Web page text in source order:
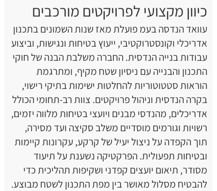
כיוון מקצועי לפרויקטים מורכבים
עוואד הנדסה בעמ פועלת מאז שנות השמונים בתכנון
אדריכלי וקונסטרוקטיבי, ייעוץ בטיחות ונגישות, וביצוע
עבודות בנייה הנדסית. החברה משלבת הבנה של חוקי
התכנון והבנייה עם ניסיון שטח מקיף, ומתרגמת
הוראות סטטוטוריות להחלטות ישימות בתיקי רישוי,
בקרה הנדסית וניהול פרויקטים. צוות רב-תחומי הכולל
אדריכלים, מהנדסי מבנים ויועצי בטיחות מלווה יזמים,
רשויות וגורמים מוסדיים משלב סקיצה ועד מסירה,
תוך הקפדה על ניצול יעיל של קרקע, עקרונות קיימות
ובטיחות תפעולית. הפרקטיקה נשענת על תיעוד
מסודר, תיאום יועצים קפדני ושקיפות תהליכית כדי
להבטיח מסלול מאושר בין מפת התכנון לשטח מבוצע.